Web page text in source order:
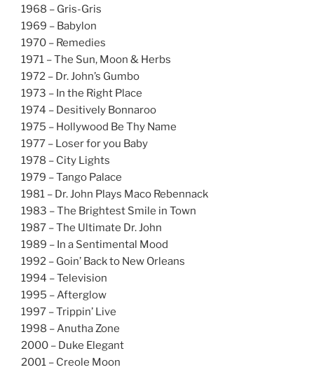
1968 – Gris-Gris
1969 – Babylon
1970 – Remedies
1971 – The Sun, Moon & Herbs
1972 – Dr. John’s Gumbo
1973 – In the Right Place
1974 – Desitively Bonnaroo
1975 – Hollywood Be Thy Name
1977 – Loser for you Baby
1978 – City Lights
1979 – Tango Palace
1981 – Dr. John Plays Maco Rebennack
1983 – The Brightest Smile in Town
1987 – The Ultimate Dr. John
1989 – In a Sentimental Mood
1992 – Goin’ Back to New Orleans
1994 – Television
1995 – Afterglow
1997 – Trippin’ Live
1998 – Anutha Zone
2000 – Duke Elegant
2001 – Creole Moon